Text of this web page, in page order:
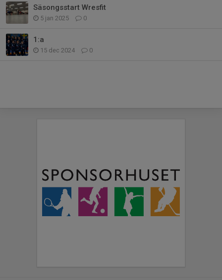
Säsongsstart Wresfit
5 jan 2025 0
1:a
15 dec 2024 0